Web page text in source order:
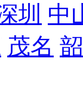
圳 中
茂名